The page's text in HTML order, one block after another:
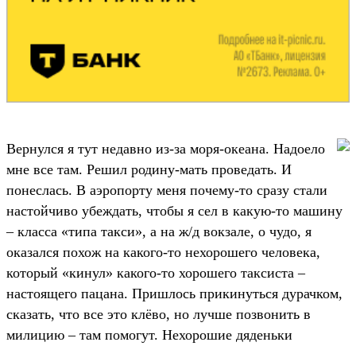
Вернулся я тут недавно из-за моря-океана. Надоело
мне все там. Решил родину-мать проведать. И
понеслась. В аэропорту меня почему-то сразу стали
настойчиво убеждать, чтобы я сел в какую-то машину
– класса «типа такси», а на ж/д вокзале, о чудо, я
оказался похож на какого-то нехорошего человека,
который «кинул» какого-то хорошего таксиста –
настоящего пацана. Пришлось прикинуться дурачком,
сказать, что все это клёво, но лучше позвонить в
милицию – там помогут. Нехорошие дяденьки